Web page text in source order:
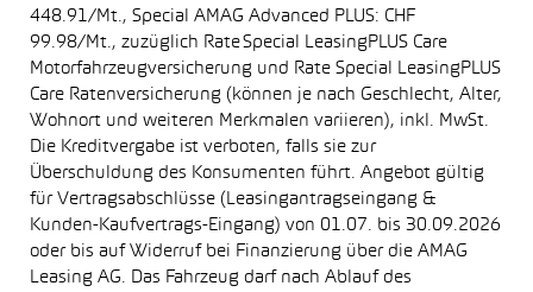
448.91/Mt., Special AMAG Advanced PLUS: CHF
99.98/Mt., zuzüglich Rate Special LeasingPLUS Care
Motorfahrzeugversicherung und Rate Special LeasingPLUS
Care Ratenversicherung (können je nach Geschlecht, Alter,
Wohnort und weiteren Merkmalen variieren), inkl. MwSt.
Die Kreditvergabe ist verboten, falls sie zur
Überschuldung des Konsumenten führt. Angebot gültig
für Vertragsabschlüsse (Leasingantragseingang &
Kunden-Kaufvertrags-Eingang) von 01.07. bis 30.09.2026
oder bis auf Widerruf bei Finanzierung über die AMAG
Leasing AG. Das Fahrzeug darf nach Ablauf des